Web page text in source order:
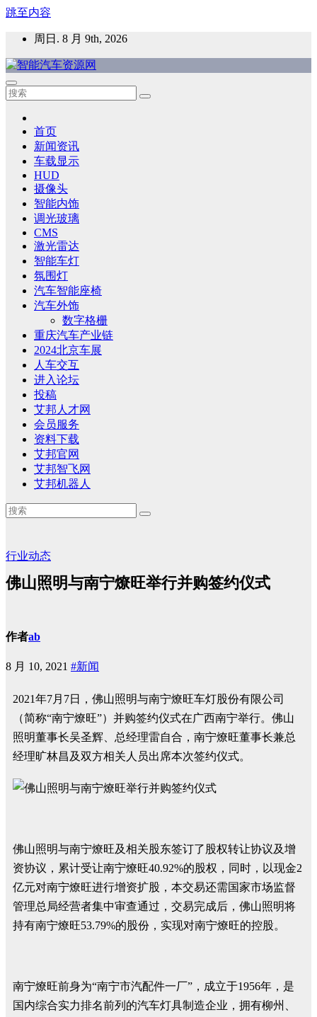
跳至内容
周日. 8 月 9th, 2026
智能汽车资源网
智能表面，智能内饰，新能源汽车，HMI，人车交互，智能车
首页
新闻资讯
车载显示
HUD
摄像头
智能内饰
调光玻璃
CMS
激光雷达
智能车灯
氛围灯
汽车智能座椅
汽车外饰
数字格栅
重庆汽车产业链
2024北京车展
人车交互
进入论坛
投稿
艾邦人才网
会员服务
资料下载
艾邦官网
艾邦智飞网
艾邦机器人
行业动态
佛山照明与南宁燎旺举行并购签约仪式
作者ab
8 月 10, 2021 #新闻
2021年7月7日，佛山照明与南宁燎旺车灯股份有限公司
（简称“南宁燎旺”）并购签约仪式在广西南宁举行。佛山
照明董事长吴圣辉、总经理雷自合，南宁燎旺董事长兼总
经理旷林昌及双方相关人员出席本次签约仪式。
佛山照明与南宁燎旺及相关股东签订了股权转让协议及增
资协议，累计受让南宁燎旺40.92%的股权，同时，以现金2
亿元对南宁燎旺进行增资扩股，本交易还需国家市场监督
管理总局经营者集中审查通过，交易完成后，佛山照明将
持有南宁燎旺53.79%的股份，实现对南宁燎旺的控股。
南宁燎旺前身为“南宁市汽配件一厂”，成立于1956年，是
国内综合实力排名前列的汽车灯具制造企业，拥有柳州、